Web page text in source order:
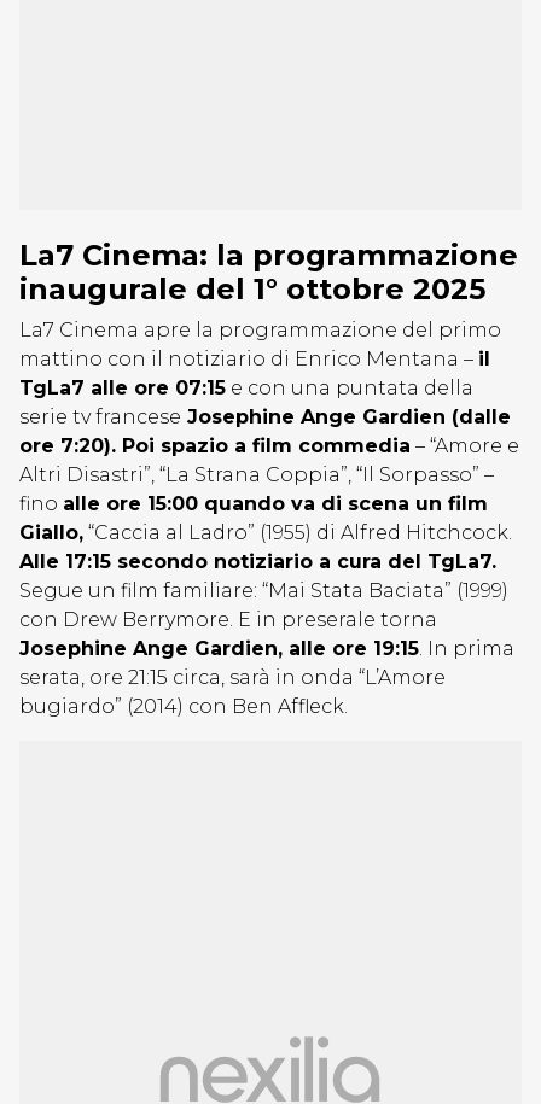
La7 Cinema: la programmazione
inaugurale del 1° ottobre 2025
La7 Cinema apre la programmazione del primo
mattino con il notiziario di Enrico Mentana – il
TgLa7 alle ore 07:15 e con una puntata della
serie tv francese Josephine Ange Gardien (dalle
ore 7:20). Poi spazio a film commedia – “Amore e
Altri Disastri”, “La Strana Coppia”, “Il Sorpasso” –
fino alle ore 15:00 quando va di scena un film
Giallo, “Caccia al Ladro” (1955) di Alfred Hitchcock.
Alle 17:15 secondo notiziario a cura del TgLa7.
Segue un film familiare: “Mai Stata Baciata” (1999)
con Drew Berrymore. E in preserale torna
Josephine Ange Gardien, alle ore 19:15. In prima
serata, ore 21:15 circa, sarà in onda “L’Amore
bugiardo” (2014) con Ben Affleck.